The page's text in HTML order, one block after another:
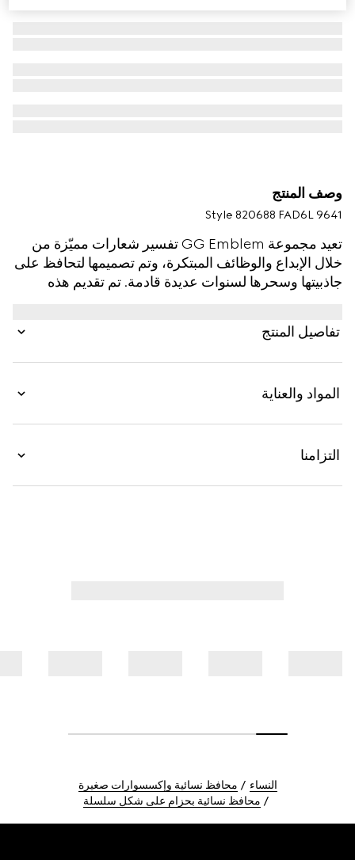
وصف المنتج
Style ‎820688 FAD6L 9641
تعيد مجموعة GG Emblem تفسير شعارات مميّزة من
خلال الإبداع والوظائف المبتكرة، وتم تصميمها لتحافظ على
جاذبيتها وسحرها لسنوات عديدة قادمة. تم تقديم هذه
التصميم تقليماً من الجلد باللون الأبيض السكَّري، ويأتي مع
تفاصيل المنتج
المواد والعناية
التزامنا
النساء
محافظ نسائية وإكسسوارات صغيرة
محافظ نسائية بحزام على شكل سلسلة